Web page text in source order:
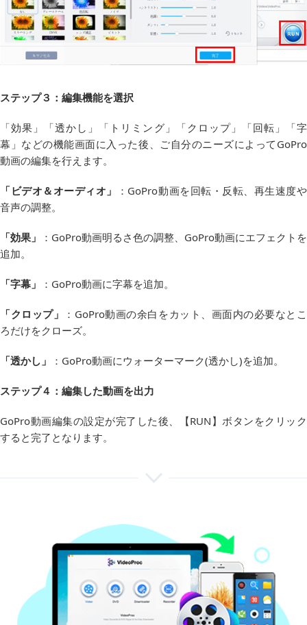
ステップ３：編集機能を選択
「効果」「透かし」「トリミング」「クロップ」「回転」「字
幕」などの機能画面に入った後、ご自分のニーズによってGoPro
動画の編集を行えます。
「ビデオ＆オーディオ」
：GoPro動画を回転・反転、再生速度や
音声の調整。
「効果」
：GoPro動画明るさ色の調整、GoPro動画にエフェクトを
追加。
「字幕」 ：GoPro動画に字幕を追加。
「クロップ」
：GoPro動画の余白をカット、画面内の必要なとこ
ろだけをクローズ。
「透かし」 ：GoPro動画にウォーターマーク(透かし)を追加。
ステップ４：編集した動画を出力
GoPro動画編集の設定が完了した後、【RUN】ボタンをクリック
すると完了となります。